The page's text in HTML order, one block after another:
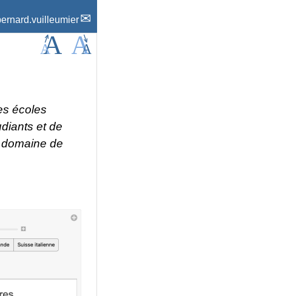
écoles
et de
de